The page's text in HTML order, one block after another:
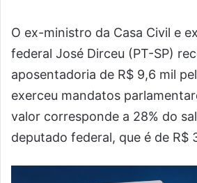
O ex-ministro da Casa Civil e
federal José Dirceu (PT-SP)
aposentadoria de R$ 9,6 mil
exerceu mandatos
valor corresponde a 28% do
deputado federal, que é de R$